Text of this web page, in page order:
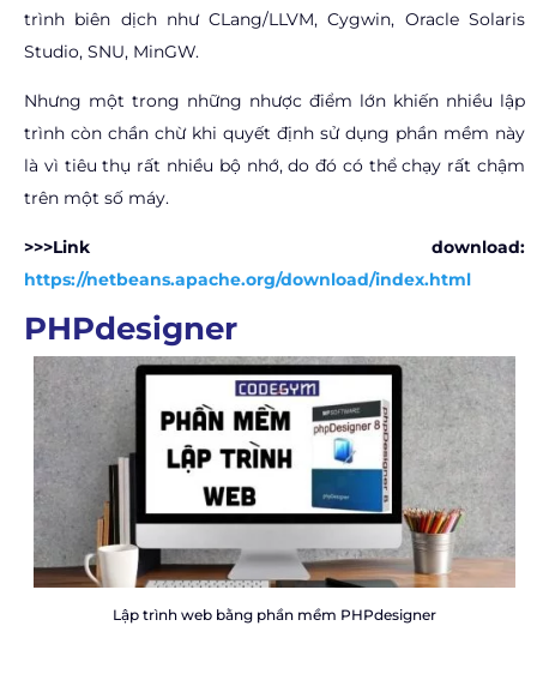
trình biên dịch như CLang/LLVM, Cygwin, Oracle Solaris
Studio, SNU, MinGW.
Nhưng một trong những nhược điểm lớn khiến nhiều lập
trình còn chần chừ khi quyết định sử dụng phần mềm này
là vì tiêu thụ rất nhiều bộ nhớ, do đó có thể chạy rất chậm
trên một số máy.
>>>Link download:
https://netbeans.apache.org/download/index.html
PHPdesigner
Lập trình web bằng phần mềm PHPdesigner